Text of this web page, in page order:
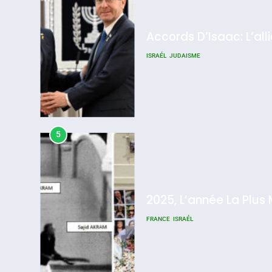
ISRAÉL JUDAISME
5
FRANCE ISRAÉL